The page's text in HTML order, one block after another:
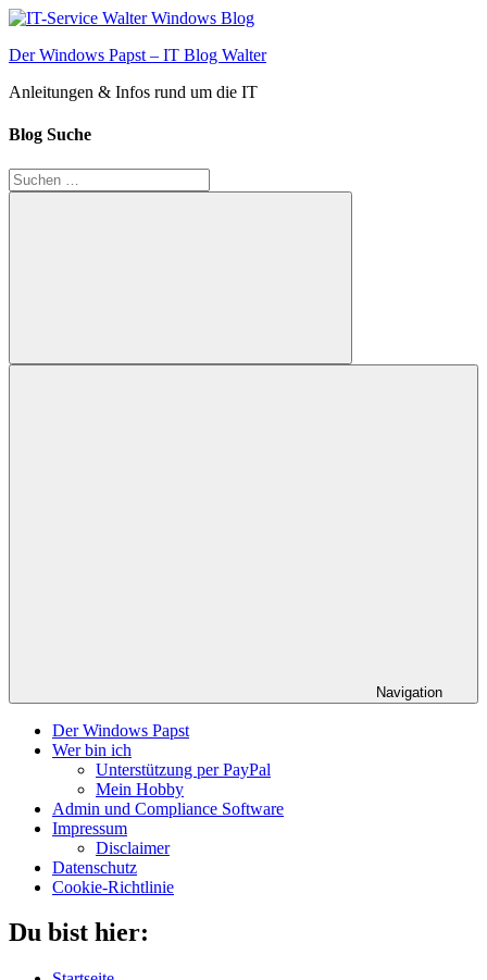
Zum
springen
Der Windows Papst – IT Blog Walter
Anleitungen & Infos rund um die IT
Blog Suche
Suchen
nach:
Suchen
Navigation
Der Windows Papst
Wer bin ich
Unterstützung per PayPal
Mein Hobby
Admin und Compliance Software
Impressum
Disclaimer
Datenschutz
Cookie-Richtlinie
Du bist hier: